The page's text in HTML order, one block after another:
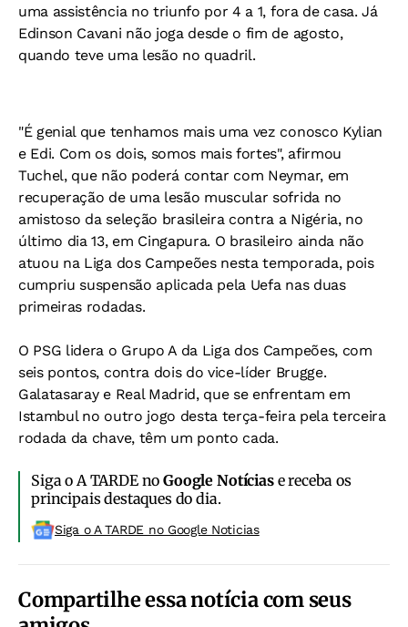
uma assistência no triunfo por 4 a 1, fora de casa. Já
Edinson Cavani não joga desde o fim de agosto,
quando teve uma lesão no quadril.
"É genial que tenhamos mais uma vez conosco Kylian
e Edi. Com os dois, somos mais fortes", afirmou
Tuchel, que não poderá contar com Neymar, em
recuperação de uma lesão muscular sofrida no
amistoso da seleção brasileira contra a Nigéria, no
último dia 13, em Cingapura. O brasileiro ainda não
atuou na Liga dos Campeões nesta temporada, pois
cumpriu suspensão aplicada pela Uefa nas duas
primeiras rodadas.
O PSG lidera o Grupo A da Liga dos Campeões, com
seis pontos, contra dois do vice-líder Brugge.
Galatasaray e Real Madrid, que se enfrentam em
Istambul no outro jogo desta terça-feira pela terceira
rodada da chave, têm um ponto cada.
Siga o A TARDE noGoogle Notíciase receba os
principais destaques do dia.
Siga o A TARDE no Google Noticias
Compartilhe essa notícia com seus